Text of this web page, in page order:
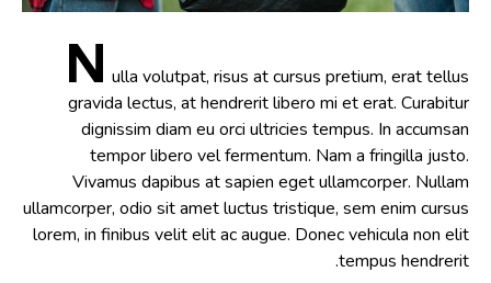
N ulla volutpat, risus at cursus pretium, erat tellus
gravida lectus, at hendrerit libero mi et erat. Curabitur
dignissim diam eu orci ultricies tempus. In accumsan
tempor libero vel fermentum. Nam a fringilla justo.
Vivamus dapibus at sapien eget ullamcorper. Nullam
ullamcorper, odio sit amet luctus tristique, sem enim cursus
lorem, in finibus velit elit ac augue. Donec vehicula non elit
tempus hendrerit.